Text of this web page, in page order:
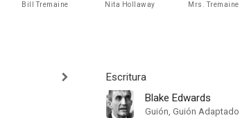
Bill Tremaine Nita Hollaway Mrs. Tremaine
Escritura
Blake Edwards
Guión, Guión Adaptado